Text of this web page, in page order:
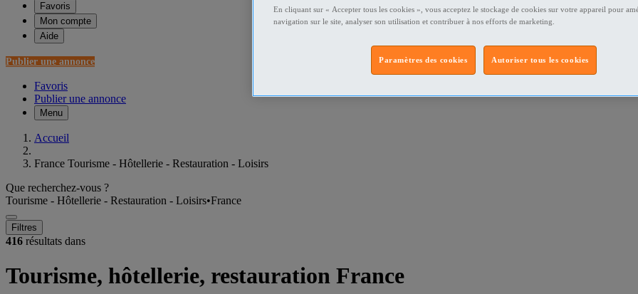
Favoris
Mon compte
Aide
Publier une annonce
Favoris
Publier une annonce
Menu
Accueil
France Tourisme - Hôtellerie - Restauration - Loisirs
Que recherchez-vous ?
Tourisme - Hôtellerie - Restauration - Loisirs•France
Filtres
416 résultats dans
Tourisme, hôtellerie, restauration France
En cliquant sur « Accepter tous les cookies », vous acceptez le stockage de cookies sur votre appareil pour
navigation sur le site, analyser son utilisation et contribuer à nos efforts de marketing.
Autoriser tous les cookies
Paramètres des cookies